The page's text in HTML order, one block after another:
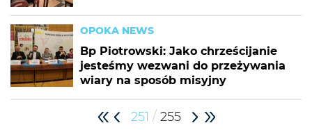
OPOKA NEWS
Bp Piotrowski: Jako chrześcijanie
jesteśmy wezwani do przeżywania
wiary na sposób misyjny
251 / 255